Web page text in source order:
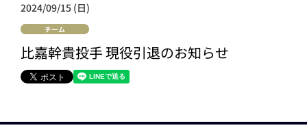
2024/09/15 (日)
チーム
比嘉幹貴投手 現役引退のお知らせ